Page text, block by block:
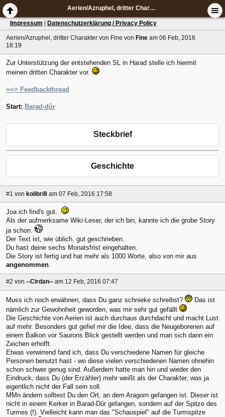
Aerien/Azruphel, dritter Charakter von Fine
Impressum Datenschutzerklärung / Privacy Policy
Aerien/Azruphel, dritter Charakter von Fine von Fine am 06 Feb, 2016
18:19
Zur Unterstützung der entstehenden SL in Harad stelle ich hiermit
meinen dritten Charakter vor.
==> Feedbackthread
Start: Barad-dûr
Steckbrief
Geschichte
#1 von kolibri8 am 07 Feb, 2016 17:58
Joa ich find's gut.
Als der aufmerksame Wiki-Leser, der ich bin, kannte ich die grobe Story
ja schon.
Der Text ist, wie üblich, gut geschrieben.
Du hast deine sechs Monatsfrist eingehalten.
Die Story ist fertig und hat mehr als 1000 Worte, also von mir aus
angenommen.
#2 von --Cirdan-- am 12 Feb, 2016 07:47
Muss ich noch erwähnen, dass Du ganz schnieke schreibst?
Das ist
nämlich zur Gewohnheit geworden, was mir sehr gut gefällt
Die Geschichte von Aerien ist auch durchaus durchdacht und macht Lust
auf mehr. Besonders gut gefiel mir die Idee, dass die Neugeborenen auf
einem Balkon vor Saurons Blick gestellt werden und man sich dann ein
Zeichen erhofft.
Etwas verwirrend fand ich, dass Du verschiedene Namen für gleiche
Personen benutzt hast - wo diese vielen verschiedenen Namen ohnehin
schon schwer genug sind. Außerdem hatte man hin und wieder den
Eindruck, dass Du (der Erzähler) mehr weißt als der Charakter, was ja
eigentlich nicht der Fall sein soll.
MMn ändern solltest Du den Ort, an dem Aragorn gefangen ist. Dieser ist
nicht in einem Kerker in Barad-Dûr gefangen, sondern auf der Spitze des
Turmes (!). Vielleicht kann man das "Schauspiel" auf die Turmspitze